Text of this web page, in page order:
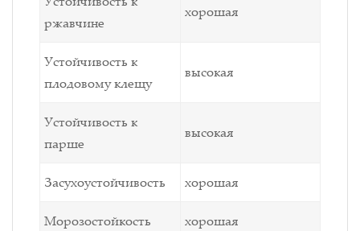
ржавчине
хорошая
Устойчивость к
плодовому клещу
высокая
Устойчивость к
парше
высокая
Засухоустойчивость хорошая
Морозостойкость хорошая